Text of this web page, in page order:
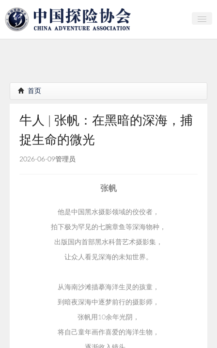
产业研究
行者证书申报
分支机构
首页
牛人 | 张帆：在黑暗的深海，捕
捉生命的微光
2026-06-09管理员
张帆
他是中国黑水摄影领域的佼佼者，
拍下极为罕见的七腕章鱼等深海物种，
出版国内首部黑水科普艺术摄影集，
让众人看见深海的未知世界。
从海南沙滩描摹海洋生灵的孩童，
到暗夜深海中逐梦前行的摄影师，
张帆用10余年光阴，
将自己童年画作喜爱的海洋生物，